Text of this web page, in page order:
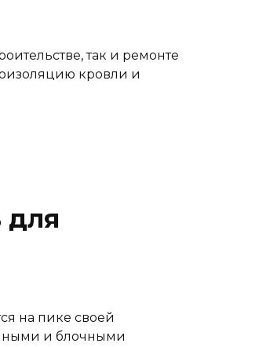
так и ремонте
кровли и
для
на пике своей
и блочными